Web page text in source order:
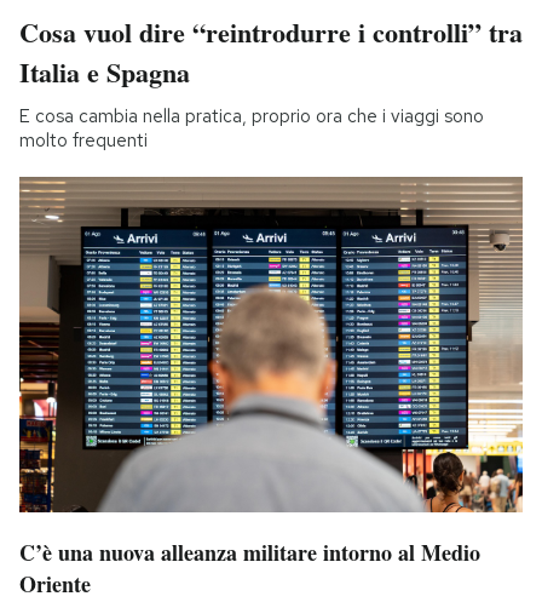
Cosa vuol dire “reintrodurre i controlli” tra
Italia e Spagna
E cosa cambia nella pratica, proprio ora che i viaggi sono
molto frequenti
C’è una nuova alleanza militare intorno al Medio
Oriente